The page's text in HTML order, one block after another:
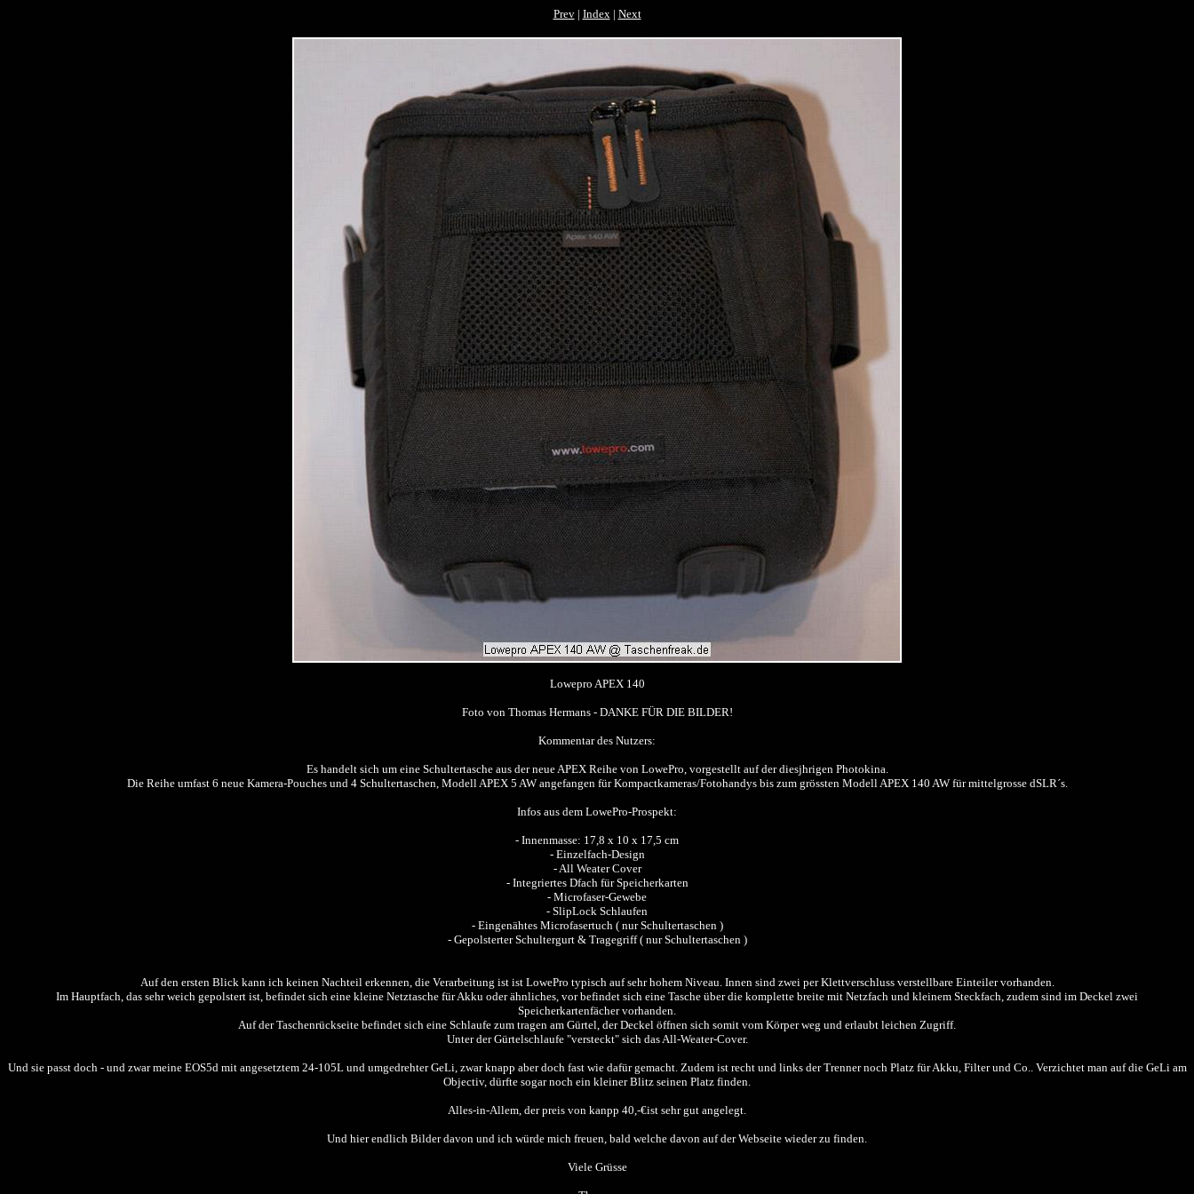
Prev| Index| Next
Lowepro APEX 140
Foto von Thomas Hermans - DANKE FÜR DIE BILDER!
Kommentar des Nutzers:
Es handelt sich um eine Schultertasche aus der neue APEX Reihe von LowePro, vorgestellt auf der diesjhrigen Photokina.
Die Reihe umfast 6 neue Kamera-Pouches und 4 Schultertaschen, Modell APEX 5 AW angefangen für Kompactkameras/Fotohandys bis zum grössten Modell APEX 140 AW für mittelgrosse dSLR´s.
Infos aus dem LowePro-Prospekt:
- Innenmasse: 17,8 x 10 x 17,5 cm
- Einzelfach-Design
- All Weater Cover
- Integriertes Dfach für Speicherkarten
- Microfaser-Gewebe
- SlipLock Schlaufen
- Eingenähtes Microfasertuch ( nur Schultertaschen )
- Gepolsterter Schultergurt & Tragegriff ( nur Schultertaschen )
Auf den ersten Blick kann ich keinen Nachteil erkennen, die Verarbeitung ist ist LowePro typisch auf sehr hohem Niveau. Innen sind zwei per Klettverschluss verstellbare Einteiler vorhanden.
Im Hauptfach, das sehr weich gepolstert ist, befindet sich eine kleine Netztasche für Akku oder ähnliches, vor befindet sich eine Tasche über die komplette breite mit Netzfach und kleinem Steckfach, zudem sind im Deckel zwei
Speicherkartenfächer vorhanden.
Auf der Taschenrückseite befindet sich eine Schlaufe zum tragen am Gürtel, der Deckel öffnen sich somit vom Körper weg und erlaubt leichen Zugriff.
Unter der Gürtelschlaufe "versteckt" sich das All-Weater-Cover.
Und sie passt doch - und zwar meine EOS5d mit angesetztem 24-105L und umgedrehter GeLi, zwar knapp aber doch fast wie dafür gemacht. Zudem ist recht und links der Trenner noch Platz für Akku, Filter und Co.. Verzichtet man auf die GeLi am
Objectiv, dürfte sogar noch ein kleiner Blitz seinen Platz finden.
Alles-in-Allem, der preis von kanpp 40,-€ist sehr gut angelegt.
Und hier endlich Bilder davon und ich würde mich freuen, bald welche davon auf der Webseite wieder zu finden.
Viele Grüsse